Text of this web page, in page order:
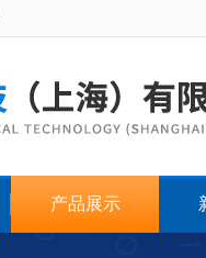
产品展示